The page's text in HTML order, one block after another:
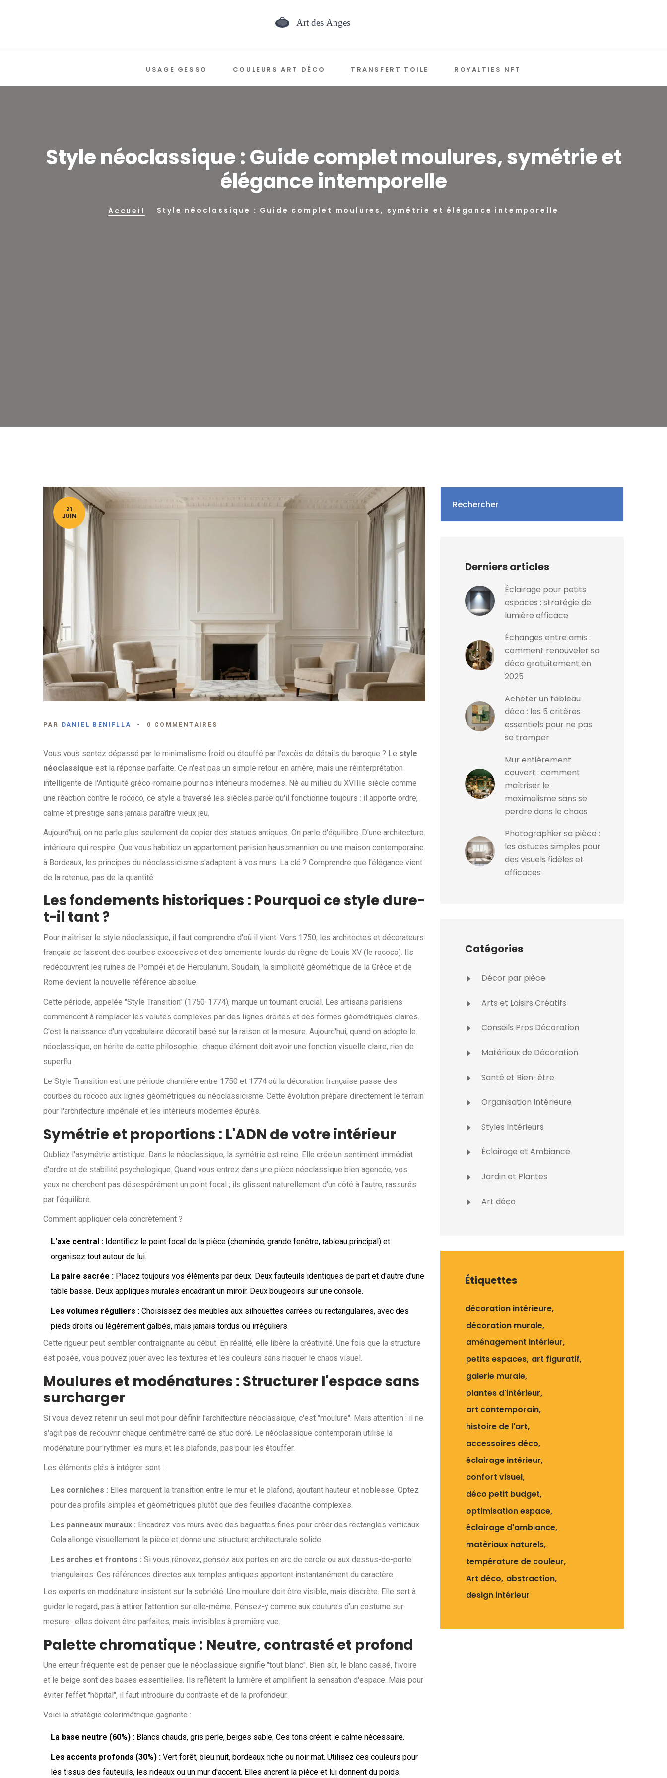
USAGE GESSO COULEURS ART DÉCO TRANSFERT TOILE ROYALTIES NFT
Style néoclassique : Guide complet moulures, symétrie et
élégance intemporelle
Accueil Style néoclassique : Guide complet moulures, symétrie et élégance intemporelle
21
JUIN
PAR DANIEL BENIFLLA 0 COMMENTAIRES
Vous vous sentez dépassé par le minimalisme froid ou étouffé par l'excès de détails du baroque ? Le style
néoclassique est la réponse parfaite. Ce n'est pas un simple retour en arrière, mais une réinterprétation
intelligente de l'Antiquité gréco-romaine pour nos intérieurs modernes. Né au milieu du XVIIIe siècle comme
une réaction contre le rococo, ce style a traversé les siècles parce qu'il fonctionne toujours : il apporte ordre,
calme et prestige sans jamais paraître vieux jeu.
Aujourd'hui, on ne parle plus seulement de copier des statues antiques. On parle d'équilibre. D'une architecture
intérieure qui respire. Que vous habitiez un appartement parisien haussmannien ou une maison contemporaine
à Bordeaux, les principes du néoclassicisme s'adaptent à vos murs. La clé ? Comprendre que l'élégance vient
de la retenue, pas de la quantité.
Les fondements historiques : Pourquoi ce style dure-
t-il tant ?
Pour maîtriser le style néoclassique, il faut comprendre d'où il vient. Vers 1750, les architectes et décorateurs
français se lassent des courbes excessives et des ornements lourds du règne de Louis XV (le rococo). Ils
redécouvrent les ruines de Pompéi et de Herculanum. Soudain, la simplicité géométrique de la Grèce et de
Rome devient la nouvelle référence absolue.
Cette période, appelée "Style Transition" (1750-1774), marque un tournant crucial. Les artisans parisiens
commencent à remplacer les volutes complexes par des lignes droites et des formes géométriques claires.
C'est la naissance d'un vocabulaire décoratif basé sur la raison et la mesure. Aujourd'hui, quand on adopte le
néoclassique, on hérite de cette philosophie : chaque élément doit avoir une fonction visuelle claire, rien de
superflu.
Le Style Transition est une période charnière entre 1750 et 1774 où la décoration française passe des
courbes du rococo aux lignes géométriques du néoclassicisme. Cette évolution prépare directement le terrain
pour l'architecture impériale et les intérieurs modernes épurés.
Symétrie et proportions : L'ADN de votre intérieur
Oubliez l'asymétrie artistique. Dans le néoclassique, la symétrie est reine. Elle crée un sentiment immédiat
d'ordre et de stabilité psychologique. Quand vous entrez dans une pièce néoclassique bien agencée, vos
yeux ne cherchent pas désespérément un point focal ; ils glissent naturellement d'un côté à l'autre, rassurés
par l'équilibre.
Comment appliquer cela concrètement ?
L'axe central : Identifiez le point focal de la pièce (cheminée, grande fenêtre, tableau principal) et
organisez tout autour de lui.
La paire sacrée : Placez toujours vos éléments par deux. Deux fauteuils identiques de part et d'autre d'une
table basse. Deux appliques murales encadrant un miroir. Deux bougeoirs sur une console.
Les volumes réguliers : Choisissez des meubles aux silhouettes carrées ou rectangulaires, avec des
pieds droits ou légèrement galbés, mais jamais tordus ou irréguliers.
Cette rigueur peut sembler contraignante au début. En réalité, elle libère la créativité. Une fois que la structure
est posée, vous pouvez jouer avec les textures et les couleurs sans risquer le chaos visuel.
Moulures et modénatures : Structurer l'espace sans
surcharger
Si vous devez retenir un seul mot pour définir l'architecture néoclassique, c'est "moulure". Mais attention : il ne
s'agit pas de recouvrir chaque centimètre carré de stuc doré. Le néoclassique contemporain utilise la
modénature pour rythmer les murs et les plafonds, pas pour les étouffer.
Les éléments clés à intégrer sont :
Les corniches : Elles marquent la transition entre le mur et le plafond, ajoutant hauteur et noblesse. Optez
pour des profils simples et géométriques plutôt que des feuilles d'acanthe complexes.
Les panneaux muraux : Encadrez vos murs avec des baguettes fines pour créer des rectangles verticaux.
Cela allonge visuellement la pièce et donne une structure architecturale solide.
Les arches et frontons : Si vous rénovez, pensez aux portes en arc de cercle ou aux dessus-de-porte
triangulaires. Ces références directes aux temples antiques apportent instantanément du caractère.
Les experts en modénature insistent sur la sobriété. Une moulure doit être visible, mais discrète. Elle sert à
guider le regard, pas à attirer l'attention sur elle-même. Pensez-y comme aux coutures d'un costume sur
mesure : elles doivent être parfaites, mais invisibles à première vue.
Palette chromatique : Neutre, contrasté et profond
Une erreur fréquente est de penser que le néoclassique signifie "tout blanc". Bien sûr, le blanc cassé, l'ivoire
et le beige sont des bases essentielles. Ils reflètent la lumière et amplifient la sensation d'espace. Mais pour
éviter l'effet "hôpital", il faut introduire du contraste et de la profondeur.
Voici la stratégie colorimétrique gagnante :
La base neutre (60%) : Blancs chauds, gris perle, beiges sable. Ces tons créent le calme nécessaire.
Les accents profonds (30%) : Vert forêt, bleu nuit, bordeaux riche ou noir mat. Utilisez ces couleurs pour
les tissus des fauteuils, les rideaux ou un mur d'accent. Elles ancrent la pièce et lui donnent du poids.
Rechercher
Derniers articles
Éclairage pour petits
espaces : stratégie de
lumière efficace
Échanges entre amis :
comment renouveler sa
déco gratuitement en
2025
Acheter un tableau
déco : les 5 critères
essentiels pour ne pas
se tromper
Mur entièrement
couvert : comment
maîtriser le
maximalisme sans se
perdre dans le chaos
Photographier sa pièce :
les astuces simples pour
des visuels fidèles et
efficaces
Catégories
Décor par pièce
Arts et Loisirs Créatifs
Conseils Pros Décoration
Matériaux de Décoration
Santé et Bien-être
Organisation Intérieure
Styles Intérieurs
Éclairage et Ambiance
Jardin et Plantes
Art déco
Étiquettes
décoration intérieure
décoration murale
aménagement intérieur
petits espaces art figuratif
galerie murale
plantes d'intérieur
art contemporain
histoire de l'art
accessoires déco
éclairage intérieur
confort visuel
déco petit budget
optimisation espace
éclairage d'ambiance
matériaux naturels
température de couleur
Art déco abstraction
design intérieur